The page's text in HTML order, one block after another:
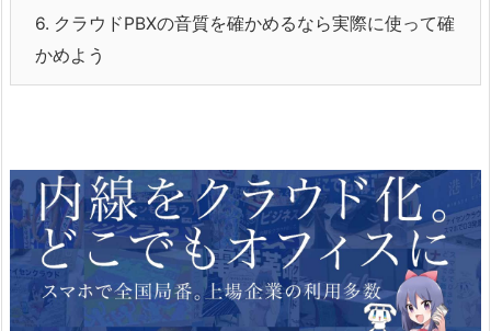
6. クラウドPBXの音質を確かめるなら実際に使って確
かめよう